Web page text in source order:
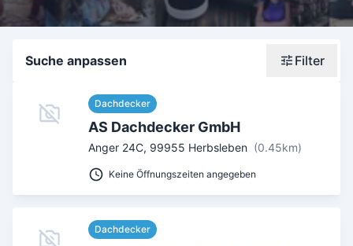
Suche anpassen Filter
Wonach suchst du?
Stadt oder Postleitzahl
Umkreis in Km
Dachdecker
AS Dachdecker GmbH
Anger 24C, 99955 Herbsleben (0.45km)
Keine Öffnungszeiten angegeben
Dachdecker